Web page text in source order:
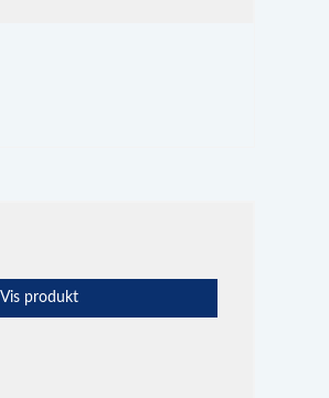
Vis produkt